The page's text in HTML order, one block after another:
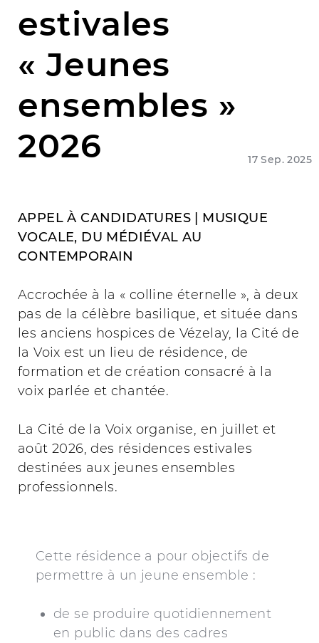
estivales
« Jeunes
ensembles »
2026
17 Sep. 2025
APPEL À CANDIDATURES | MUSIQUE
VOCALE, DU MÉDIÉVAL AU
CONTEMPORAIN
Accrochée à la « colline éternelle », à deux
pas de la célèbre basilique, et située dans
les anciens hospices de Vézelay, la Cité de
la Voix est un lieu de résidence, de
formation et de création consacré à la
voix parlée et chantée.
La Cité de la Voix organise, en juillet et
août 2026, des résidences estivales
destinées aux jeunes ensembles
professionnels.
Cette résidence a pour objectifs de
permettre à un jeune ensemble :
de se produire quotidiennement
en public dans des cadres